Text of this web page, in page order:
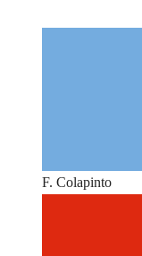
F. Colapinto